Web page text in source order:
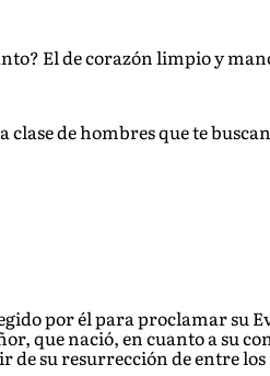
El de corazón limpio y
de hombres que te
por él para proclamar su
que nació, en cuanto a su
de su resurrección de entre